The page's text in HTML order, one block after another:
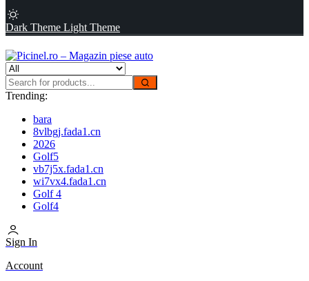
Dark Theme Light Theme
Trending:
bara
8vlbgj.fada1.cn
2026
Golf5
vb7j5x.fada1.cn
wi7vx4.fada1.cn
Golf 4
Golf4
Sign In
Account